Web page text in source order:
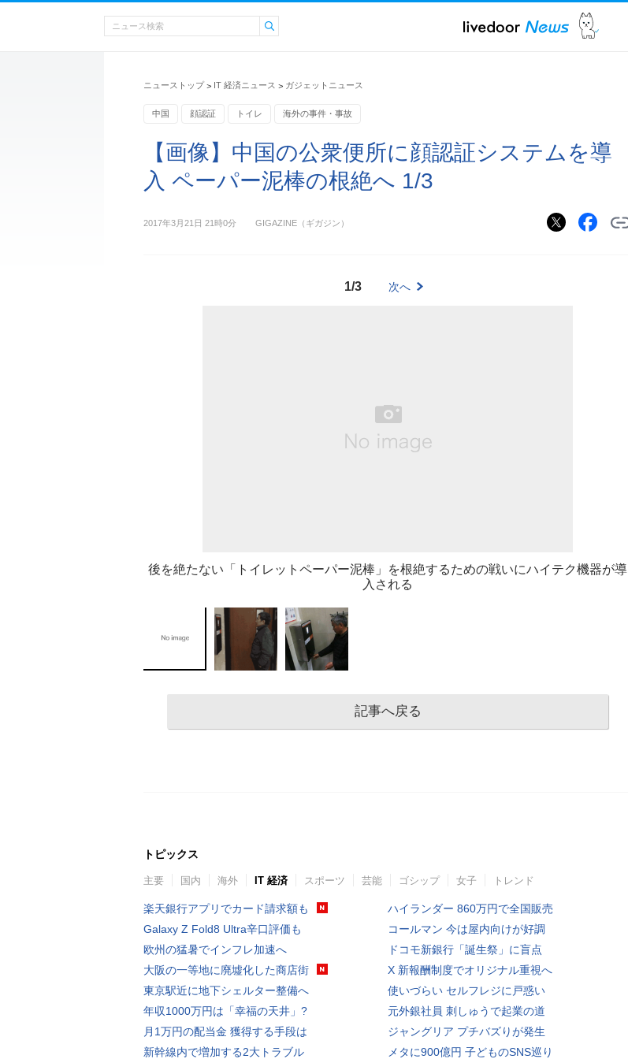
ニューストップ > IT 経済ニュース > ガジェットニュース
中国 顔認証 トイレ 海外の事件・事故
【画像】中国の公衆便所に顔認証システムを導
入 ペーパー泥棒の根絶へ 1/3
2017年3月21日 21時0分 GIGAZINE（ギガジン）
1/3 次へ
後を絶たない「トイレットペーパー泥棒」を根絶するための戦いにハイテク機器が導
入される
記事へ戻る
トピックス
主要 国内 海外 IT 経済 スポーツ 芸能 ゴシップ 女子 トレンド
楽天銀行アプリでカード請求額も
Galaxy Z Fold8 Ultra辛口評価も
欧州の猛暑でインフレ加速へ
大阪の一等地に廃墟化した商店街
東京駅近に地下シェルター整備へ
年収1000万円は「幸福の天井」?
月1万円の配当金 獲得する手段は
新幹線内で増加する2大トラブル
ハイランダー 860万円で全国販売
コールマン 今は屋内向けが好調
ドコモ新銀行「誕生祭」に盲点
X 新報酬制度でオリジナル重視へ
使いづらい セルフレジに戸惑い
元外銀社員 刺しゅうで起業の道
ジャングリア プチバズりが発生
メタに900億円 子どものSNS巡り